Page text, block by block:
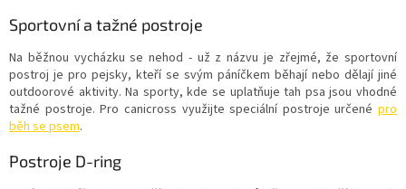
Sportovní a tažné postroje
Na běžnou vycházku se nehod - už z názvu je zřejmé, že sportovní
postroj je pro pejsky, kteří se svým páníčkem běhají nebo dělají jiné
outdoorové aktivity. Na sporty, kde se uplatňuje tah psa jsou vhodné
tažné postroje. Pro canicross využijte speciální postroje určené pro
běh se psem.
Postroje D-ring